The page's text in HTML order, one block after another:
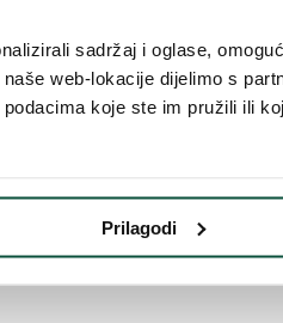
sadržaj i oglase,
web-lokacije dijelimo s
koje ste im pružili ili
Prilagodi
izgled. Sustav
i s božićnim ukrasima iste